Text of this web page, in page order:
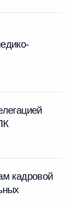
кадровой